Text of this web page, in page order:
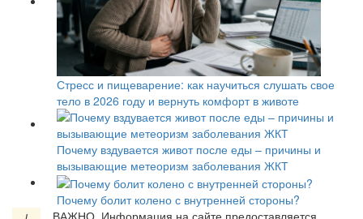
Стресс и пищеварение: как научиться слушать свое
тело в 2026 году и вернуть комфорт в животе
Почему вздувается живот после еды – причины и
вызывающие метеоризм заболевания ЖКТ
Почему болит колено с внутренней стороны?